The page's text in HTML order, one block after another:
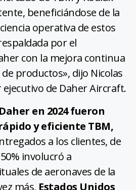
beneficiándose de la
operativa de estos
por el
con la mejora continua
productos», dijo Nicolas
de Daher Aircraft.
en 2024 fueron
y eficiente TBM,
a los clientes, de
involucró a
de aeronaves de la
más, Estados Unidos